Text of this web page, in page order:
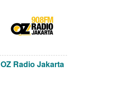
OZ Radio Jakarta